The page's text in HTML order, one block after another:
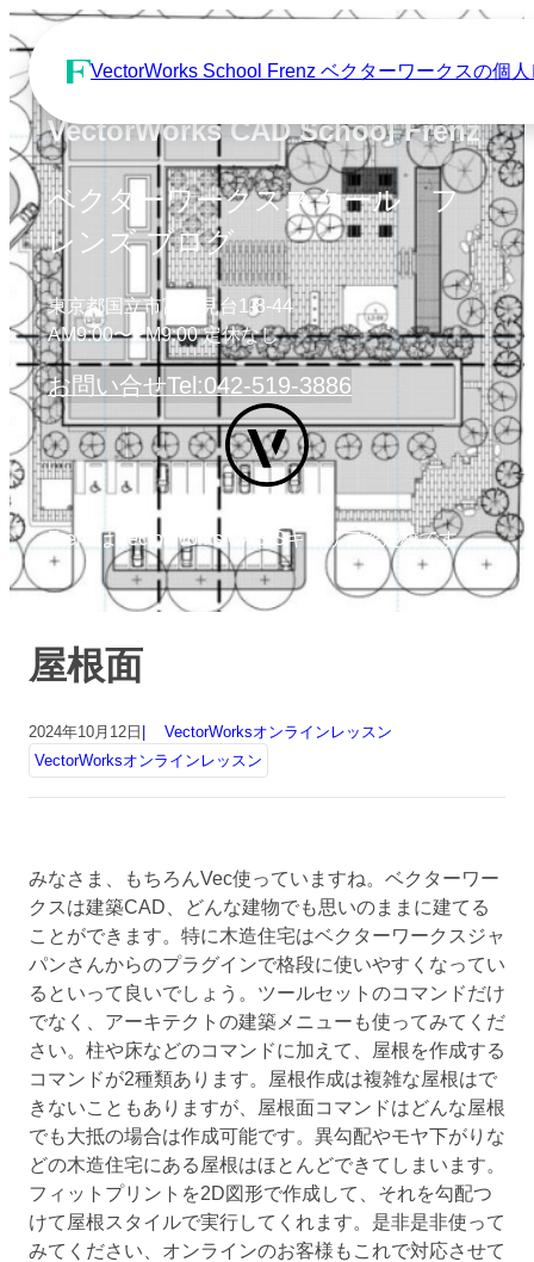
VectorWorks School Frenz ベクターワークスの個
VectorWorks CAD School Frenz
ベクターワークススクール フ
レンズ ブログ
東京都国立市富士見台1-8-44
AM9:00〜PM9:00 定休なし
お問い合せTel:042-519-3886
FrenzはVectorWorks OASISキャリア認定校です
屋根面
2024年10月12日
VectorWorksオンラインレッスン
VectorWorksオンラインレッスン
みなさま、もちろんVec使っていますね。ベクターワー
クスは建築CAD、どんな建物でも思いのままに建てる
ことができます。特に木造住宅はベクターワークスジャ
パンさんからのプラグインで格段に使いやすくなってい
るといって良いでしょう。ツールセットのコマンドだけ
でなく、アーキテクトの建築メニューも使ってみてくだ
さい。柱や床などのコマンドに加えて、屋根を作成する
コマンドが2種類あります。屋根作成は複雑な屋根はで
きないこともありますが、屋根面コマンドはどんな屋根
でも大抵の場合は作成可能です。異勾配やモヤ下がりな
どの木造住宅にある屋根はほとんどできてしまいます。
フィットプリントを2D図形で作成して、それを勾配つ
けて屋根スタイルで実行してくれます。是非是非使って
みてください、オンラインのお客様もこれで対応させて